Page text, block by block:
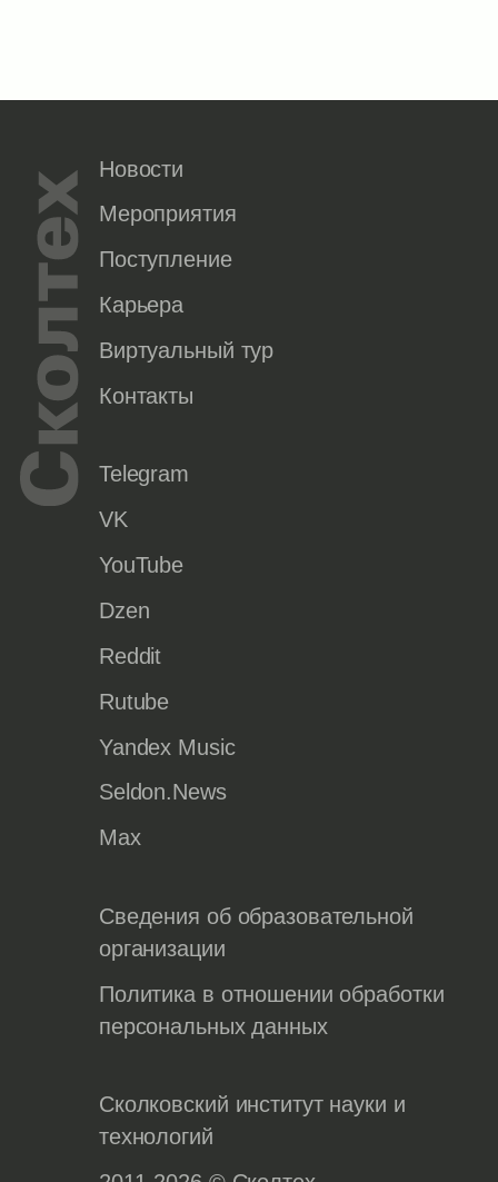
Новости
Мероприятия
Поступление
Карьера
Виртуальный тур
Контакты
Telegram
VK
YouTube
Dzen
Reddit
Rutube
Yandex Music
Seldon.News
Max
Сведения об образовательной
организации
Политика в отношении обработки
персональных данных
Сколковский институт науки и
технологий